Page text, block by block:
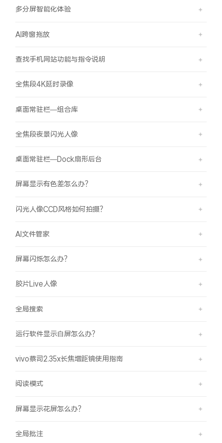
多分屏智能化体验
AI跨窗拖放
查找手机网站功能与指令说明
全焦段4K延时录像
桌面常驻栏—组合库
全焦段夜景闪光人像
桌面常驻栏—Dock扇形后台
屏幕显示有色差怎么办？
闪光人像CCD风格如何拍摄？
AI文件管家
屏幕闪烁怎么办？
胶片Live人像
全局搜索
运行软件显示白屏怎么办？
vivo蔡司2.35x长焦增距镜使用指南
阅读模式
屏幕显示花屏怎么办？
全局批注